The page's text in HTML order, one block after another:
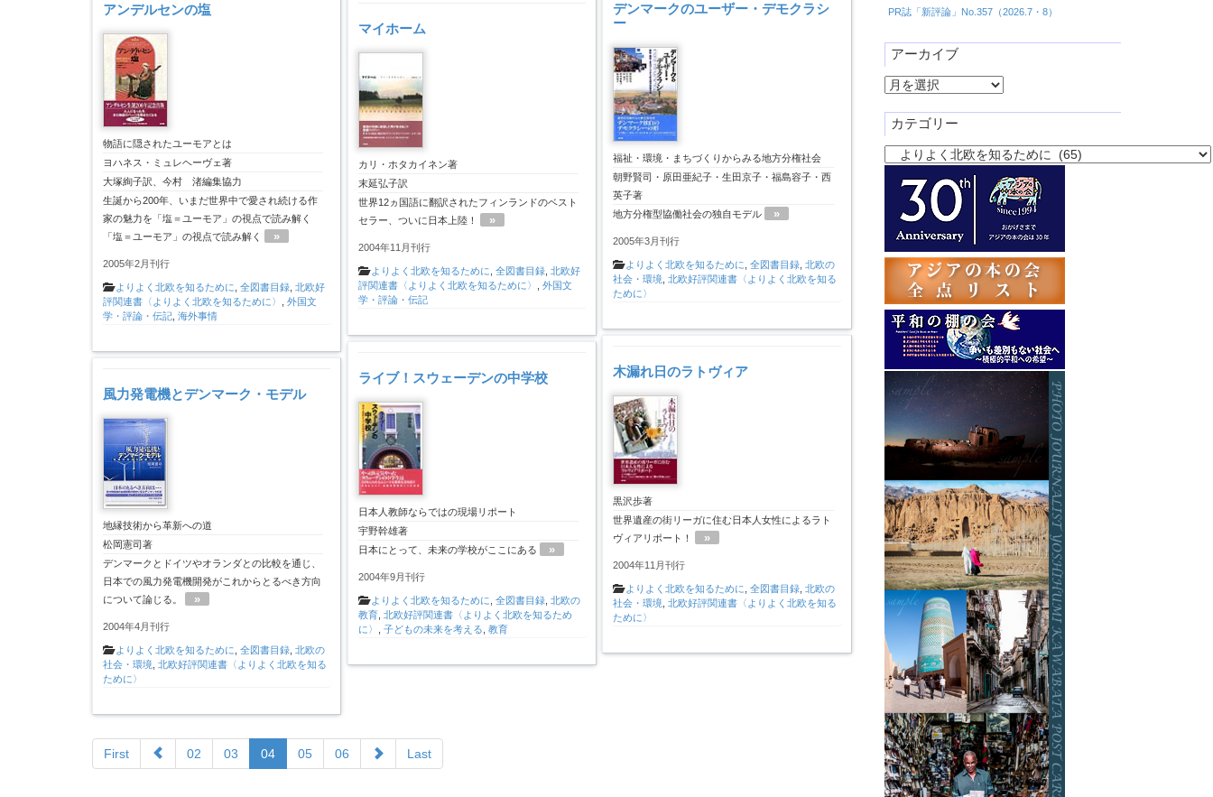
デンマークのユーザー・デモクラシ
ー
福祉・環境・まちづくりからみる地方分権社会
朝野賢司・原田亜紀子・生田京子・福島容子・西
英子著
地方分権型協働社会の独自モデル
»
2005年3月刊行
よりよく北欧を知るために ,全図書目録 ,北欧の
社会・環境 ,北欧好評関連書〈よりよく北欧を知る
ために〉
アンデルセンの塩
物語に隠されたユーモアとは
ヨハネス・ミュレヘーヴェ著
大塚絢子訳、今村 渚編集協力
生誕から200年、いまだ世界中で愛され続ける作
家の魅力を「塩＝ユーモア」の視点で読み解く
「塩＝ユーモア」の視点で読み解く
»
2005年2月刊行
よりよく北欧を知るために 全図書目録 北欧好
評関連書〈よりよく北欧を知るために〉
外国文
学・評論・伝記 海外事情
マイホーム
カリ・ホタカイネン著
末延弘子訳
世界12ヵ国語に翻訳されたフィンランドのベスト
セラー、ついに日本上陸！
»
2004年11月刊行
よりよく北欧を知るために 全図書目録, 北欧好
評関連書〈よりよく北欧を知るために〉
外国文
学・評論・伝記
木漏れ日のラトヴィア
黒沢歩著
世界遺産の街リーガに住む日本人女性によるラト
ヴィアリポート！
»
2004年11月刊行
よりよく北欧を知るために ,全図書目録 ,北欧の
社会・環境 ,北欧好評関連書〈よりよく北欧を知る
ために〉
ライブ！スウェーデンの中学校
日本人教師ならではの現場リポート
宇野幹雄著
日本にとって、未来の学校がここにある
»
2004年9月刊行
よりよく北欧を知るために 全図書目録, 北欧の
教育, 北欧好評関連書〈よりよく北欧を知るため
に〉
子どもの未来を考える 教育
風力発電機とデンマーク・モデル
地縁技術から革新への道
松岡憲司著
デンマークとドイツやオランダとの比較を通じ、
日本での風力発電機開発がこれからとるべき方向
について論じる。
»
2004年4月刊行
よりよく北欧を知るために 全図書目録 北欧の
社会・環境 北欧好評関連書〈よりよく北欧を知る
ために〉
First 02 03 04 05 06 Last
PR誌「新評論」No.357（2026.7・8）
アーカイブ
ア
カ
イ
カテゴリー